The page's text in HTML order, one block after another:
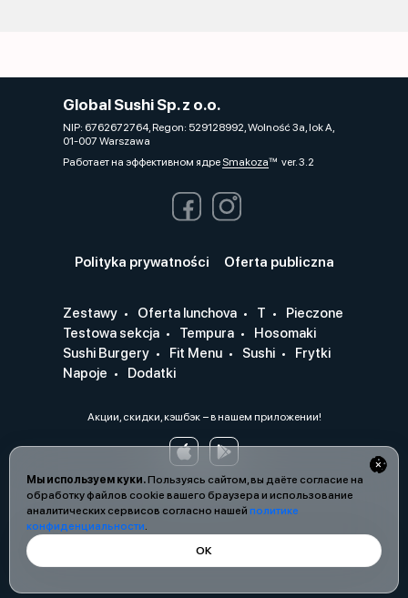
Мы используем куки.Пользуясь сайтом, вы даёте согласие на
обработку файлов cookie вашего браузера и использование
аналитических сервисов согласно нашей политике
конфиденциальности.
ОК
Global Sushi Sp. z o.o.
NIP: 6762672764, Regon: 529128992, Wolność 3a, lok A,
01-007 Warszawa
Работает на эффективном ядре Smakozaver. 3.2
Polityka prywatności Oferta publiczna
Zestawy Oferta lunchova T
Pieczone
Testowa sekcja
Tempura
Hosomaki
Sushi Burgery
Fit Menu Sushi
Frytki
Napoje
Dodatki
Акции, скидки, кэшбэк − в нашем приложении!